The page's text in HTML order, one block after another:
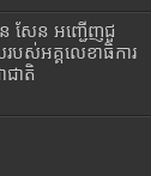
សែន អញ្ជើញជួ
បស់អគ្គលេខាធិការ
ជាតិ